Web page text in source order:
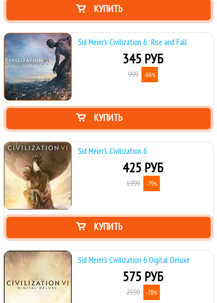
КУПИТЬ
Sid Meier’s Civilization 6: Rise and Fall
345 РУБ
999 -66%
КУПИТЬ
Sid Meier's Civilization 6
425 РУБ
1999 -79%
КУПИТЬ
Sid Meier's Civilization 6 Digital Deluxe
575 РУБ
2599 -78%